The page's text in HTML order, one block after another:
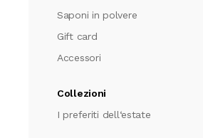
Saponi in polvere
Gift card
Accessori
Collezioni
I preferiti dell‘estate